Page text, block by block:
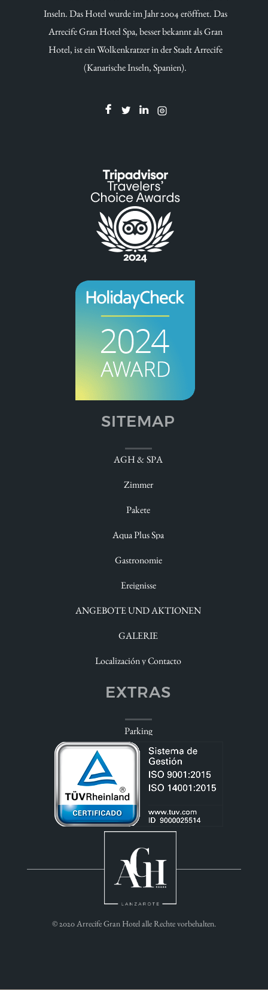
Inseln. Das Hotel wurde im Jahr 2004 eröffnet. Das
Arrecife Gran Hotel Spa, besser bekannt als Gran
Hotel, ist ein Wolkenkratzer in der Stadt Arrecife
(Kanarische Inseln, Spanien).
SITEMAP
AGH & SPA
Erholen
Zimmer
Erleben Sie
Pakete
Verwöhnen
Aqua Plus Spa
Verkosten
Gastronomie
Feiern
Ereignisse
Genießen
ANGEBOTE UND AKTIONEN
Betrachten
GALERIE
Dudas
Localización y Contacto
EXTRAS
Parking
© 2020 Arrecife Gran Hotel alle Rechte vorbehalten.